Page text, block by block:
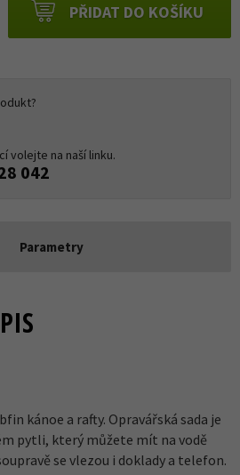
PŘIDAT DO KOŠÍKU
volejte na naší linku.
042
Parametry
kánoe a rafty. Opravářská sada je
pytli, který můžete mít na vodě
se vlezou i doklady a telefon.